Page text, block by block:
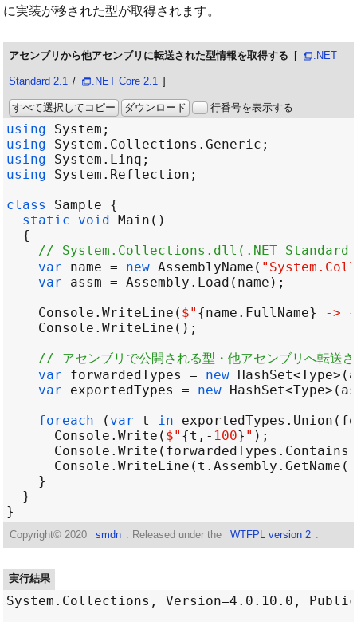
に実装が移された型が取得されます。
アセンブリから他アセンブリに転送された型情報を取得する .NET
Standard 2.1 / .NET Core 2.1
すべて選択してコピー ダウンロード 行番号を表示する
using System
using
System . Collections . Generic
using
System . Linq
using
System . Reflection
class
Sample
static
void Main
// System.Collections.dll(.NET Standard
var
name = new AssemblyName (
var
assm = Assembly . Load ( name
Console . WriteLine ( $" {name . FullName} -> {
Console . WriteLine
// アセンブリで公開される型・他アセンブリへ転送
var
forwardedTypes = new HashSet<Type> (
var
exportedTypes = new HashSet<Type> (
foreach ( var t in exportedTypes . Union (
Console . Write ( $" {t , - 100} "
Console . Write ( forwardedTypes . Contains
Console . WriteLine ( t . Assembly . GetName
Copyright© 2020 smdn . Released under the WTFPL version 2 .
実行結果
System.Collections, Version=4.0.10.0,